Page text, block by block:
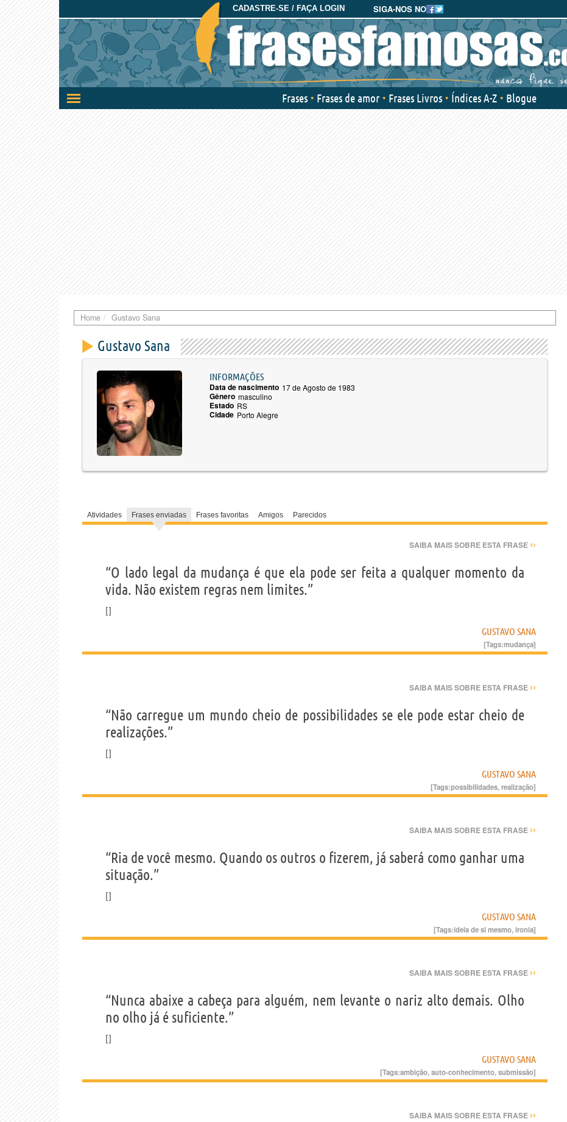
SIGA-NOS NO
CADASTRE-SE / FAÇA LOGIN
Ativar/desativar
a
Frases Frases de amor Frases Livros Índices A-Z Blogue
Home Gustavo Sana
Gustavo Sana
INFORMAÇÕES
Data de nascimento 17 de Agosto de 1983
Gênero masculino
Estado RS
Cidade Porto Alegre
Atividades Frases enviadas Frases favoritas Amigos Parecidos
SAIBA MAIS SOBRE ESTA FRASE ››
“O lado legal da mudança é que ela pode ser feita a qualquer momento da
vida. Não existem regras nem limites.”
GUSTAVO SANA
[Tags:mudança]
SAIBA MAIS SOBRE ESTA FRASE ››
“Não carregue um mundo cheio de possibilidades se ele pode estar cheio de
realizações.”
GUSTAVO SANA
[Tags:possibilidades,realização]
SAIBA MAIS SOBRE ESTA FRASE ››
“Ria de você mesmo. Quando os outros o fizerem, já saberá como ganhar uma
situação.”
GUSTAVO SANA
[Tags:ideia de si mesmo,ironia]
SAIBA MAIS SOBRE ESTA FRASE ››
“Nunca abaixe a cabeça para alguém, nem levante o nariz alto demais. Olho
no olho já é suficiente.”
GUSTAVO SANA
[Tags:ambição,auto-conhecimento,submissão]
SAIBA MAIS SOBRE ESTA FRASE ››